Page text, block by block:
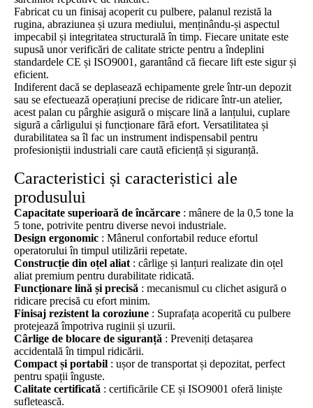
Fabricat cu un finisaj acoperit cu pulbere, palanul rezistă la
rugina, abraziunea și uzura mediului, menținându-și aspectul
impecabil și integritatea structurală în timp. Fiecare unitate este
supusă unor verificări de calitate stricte pentru a îndeplini
standardele CE și ISO9001, garantând că fiecare lift este sigur și
eficient.
Indiferent dacă se deplasează echipamente grele într-un depozit
sau se efectuează operațiuni precise de ridicare într-un atelier,
acest palan cu pârghie asigură o mișcare lină a lanțului, cuplare
sigură a cârligului și funcționare fără efort. Versatilitatea și
durabilitatea sa îl fac un instrument indispensabil pentru
profesioniștii industriali care caută eficiență și siguranță.
Caracteristici și caracteristici ale
produsului
Capacitate superioară de încărcare : mânere de la 0,5 tone la
5 tone, potrivite pentru diverse nevoi industriale.
Design ergonomic : Mânerul confortabil reduce efortul
operatorului în timpul utilizării repetate.
Construcție din oțel aliat : cârlige și lanțuri realizate din oțel
aliat premium pentru durabilitate ridicată.
Funcționare lină și precisă : mecanismul cu clichet asigură o
ridicare precisă cu efort minim.
Finisaj rezistent la coroziune : Suprafața acoperită cu pulbere
protejează împotriva ruginii și uzurii.
Cârlige de blocare de siguranță : Preveniți detașarea
accidentală în timpul ridicării.
Compact și portabil : ușor de transportat și depozitat, perfect
pentru spații înguste.
Calitate certificată : certificările CE și ISO9001 oferă liniște
sufletească.